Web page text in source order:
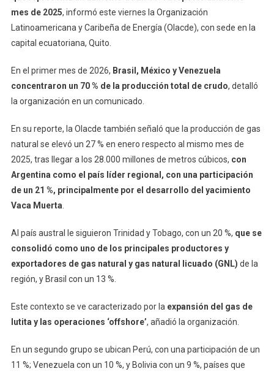
mes de 2025, informó este viernes la Organización
Latinoamericana y Caribeña de Energía (Olacde), con sede en la
capital ecuatoriana, Quito.
En el primer mes de 2026, Brasil, México y Venezuela
concentraron un 70 % de la producción total de crudo, detalló
la organización en un comunicado.
En su reporte, la Olacde también señaló que la producción de gas
natural se elevó un 27 % en enero respecto al mismo mes de
2025, tras llegar a los 28.000 millones de metros cúbicos, con
Argentina como el país líder regional, con una participación
de un 21 %, principalmente por el desarrollo del yacimiento
Vaca Muerta
Al país austral le siguieron Trinidad y Tobago, con un 20 %, que se
consolidó como uno de los principales productores y
exportadores de gas natural y gas natural licuado (GNL) de la
región, y Brasil con un 13 %.
Este contexto se ve caracterizado por la expansión del gas de
lutita y las operaciones ‘offshore’, añadió la organización.
En un segundo grupo se ubican Perú, con una participación de un
11 %; Venezuela con un 10 %, y Bolivia con un 9 %, países que